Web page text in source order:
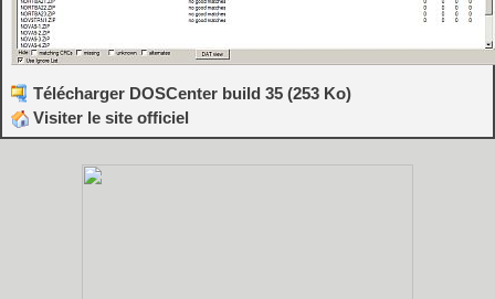
Télécharger DOSCenter build 35 (253 Ko)
Visiter le site officiel